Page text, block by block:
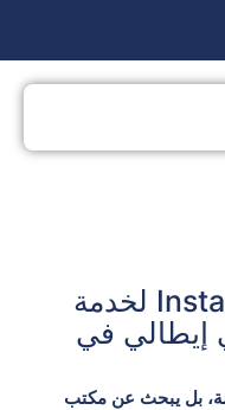
لماذا تختار Instant POA لخدمة
إيطالي في
بل يبحث عن مكتب